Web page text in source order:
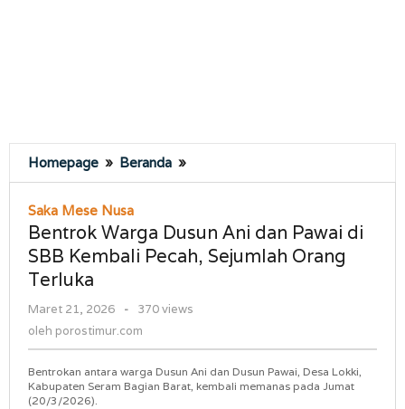
Homepage » Beranda »
Warga
dan
Pawai
Orang
Saka Mese Nusa
Bentrok Warga Dusun Ani dan Pawai di
SBB Kembali Pecah, Sejumlah Orang
Terluka
Maret 21, 2026
oleh
-
370 views
oleh porostimur.com
Bentrokan antara warga Dusun Ani dan Dusun Pawai, Desa Lokki,
Kabupaten Seram Bagian Barat, kembali memanas pada Jumat
(20/3/2026).